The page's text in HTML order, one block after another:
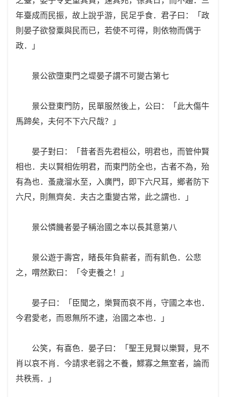
年臺成而民振，故上說乎游，民足乎食．君子曰：「政
則晏子欲發粟與民而已，若使不可得，則依物而偶于
政．」
景公欲墮東門之堤晏子謂不可變古第七
景公登東門防，民單服然後上，公曰：「此大傷牛
馬蹄矣，夫何不下六尺哉？」
晏子對曰：「昔者吾先君桓公，明君也，而管仲賢
相也．夫以賢相佐明君，而東門防全也，古者不為，殆
有為也．蚤歲溜水至，入廣門，即下六尺耳，鄉者防下
六尺，則無齊矣．夫古之重變古常，此之謂也．」
景公憐饑者晏子稱治國之本以長其意第八
景公遊于壽宮，睹長年負薪者，而有飢色．公悲
之，喟然歎曰：「令吏養之！」
晏子曰：「臣聞之，樂賢而哀不肖，守國之本也．
今君愛老，而恩無所不逮，治國之本也．」
公笑，有喜色．晏子曰：「聖王見賢以樂賢，見不
肖以哀不肖．今請求老弱之不養，鰥寡之無室者，論而
共秩焉．」